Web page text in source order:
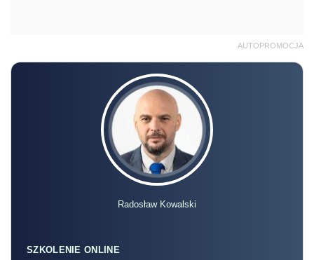
AUTOPROMOCJA
Radosław Kowalski
SZKOLENIE ONLINE